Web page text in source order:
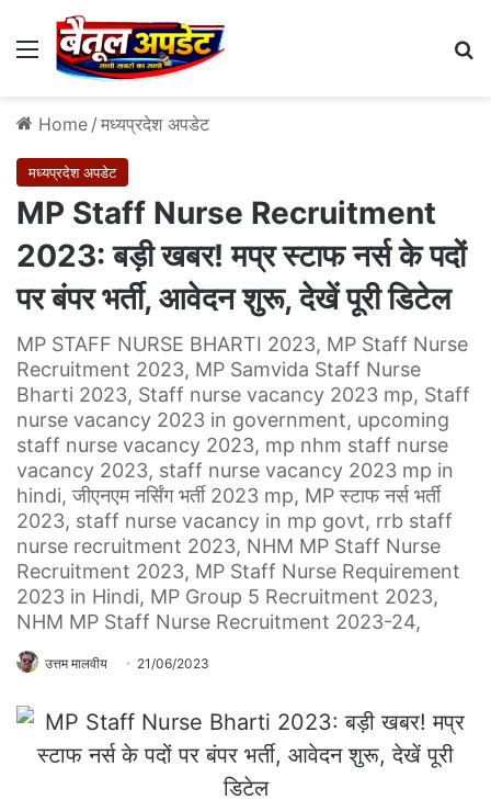
Menu
Home / मध्यप्रदेश अपडेट
मध्यप्रदेश अपडेट
MP Staff Nurse Recruitment
2023: बड़ी खबर! मप्र स्टाफ नर्स के पदों
पर बंपर भर्ती, आवेदन शुरू, देखें पूरी डिटेल
MP STAFF NURSE BHARTI 2023, MP Staff Nurse
Recruitment 2023, MP Samvida Staff Nurse
Bharti 2023, Staff nurse vacancy 2023 mp, Staff
nurse vacancy 2023 in government, upcoming
staff nurse vacancy 2023, mp nhm staff nurse
vacancy 2023, staff nurse vacancy 2023 mp in
hindi, जीएनएम नर्सिंग भर्ती 2023 mp, MP स्टाफ नर्स भर्ती
2023, staff nurse vacancy in mp govt, rrb staff
nurse recruitment 2023, NHM MP Staff Nurse
Recruitment 2023, MP Staff Nurse Requirement
2023 in Hindi, MP Group 5 Recruitment 2023,
NHM MP Staff Nurse Recruitment 2023-24,
उत्तम मालवीय 21/06/2023